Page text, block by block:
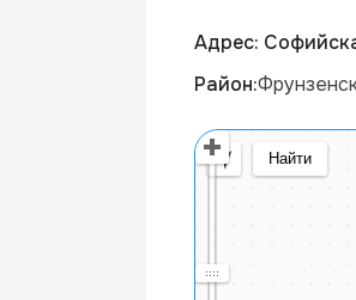
Адрес:
Район:
Найти